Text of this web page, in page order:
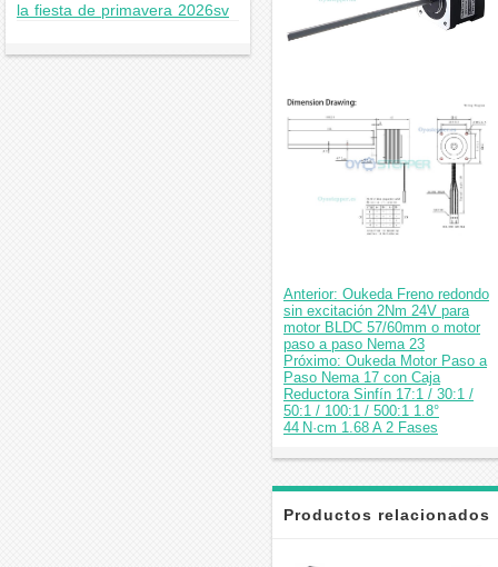
la fiesta de primavera 2026sv
Anterior: Oukeda Freno redondo
sin excitación 2Nm 24V para
motor BLDC 57/60mm o motor
paso a paso Nema 23
Próximo: Oukeda Motor Paso a
Paso Nema 17 con Caja
Reductora Sinfín 17:1 / 30:1 /
50:1 / 100:1 / 500:1 1.8°
44 N·cm 1.68 A 2 Fases
Productos relacionados